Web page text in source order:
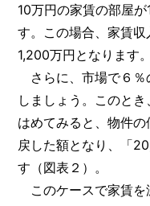
10万円の家賃の部屋
す。この場合、家賃
1,200万円となります。
さらに、市場で６％
しましょう。このと
はめてみると、物件
戻した額となり、「
す（図表２）。
このケースで家賃を